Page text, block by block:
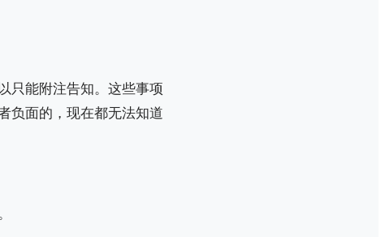
只能附注告知。这些事项
负面的，现在都无法知道